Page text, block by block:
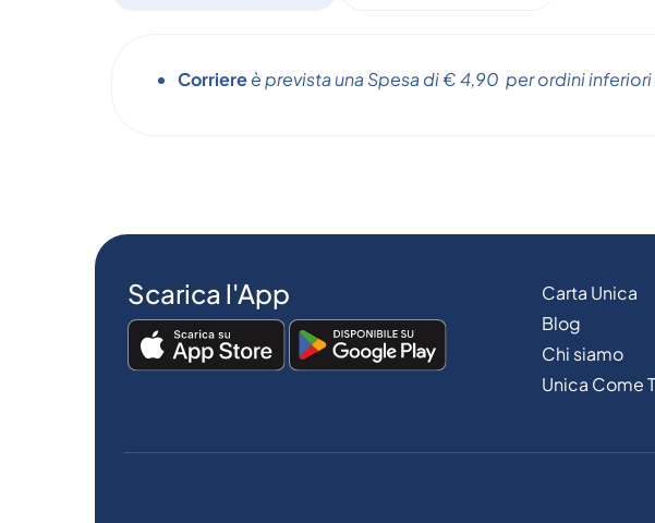
Corriereè prevista una Spesa di € 4,90 per ordini
Scarica l'App
Carta Unica
Blog
Chi siamo
Unica Come